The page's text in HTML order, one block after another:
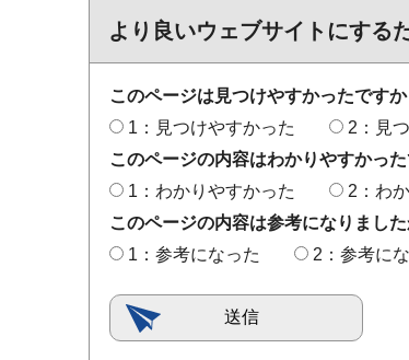
より良いウェブサイトにする
このページは見つけやすかったですか
1：見つけやすかった
2：見
このページの内容はわかりやすかった
1：わかりやすかった
2：わ
このページの内容は参考になりました
1：参考になった
2：参考に